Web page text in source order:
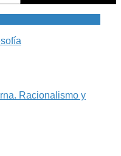
Racionalismo y